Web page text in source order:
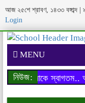
আজ ২৫শে শ্রাবণ, ১৪৩৩ বঙ্গাব্দ
Login
MENU
নিউজ:আপনাকে স্বাগতম..